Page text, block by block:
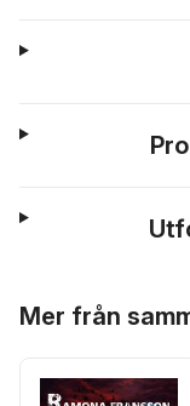
Mer från